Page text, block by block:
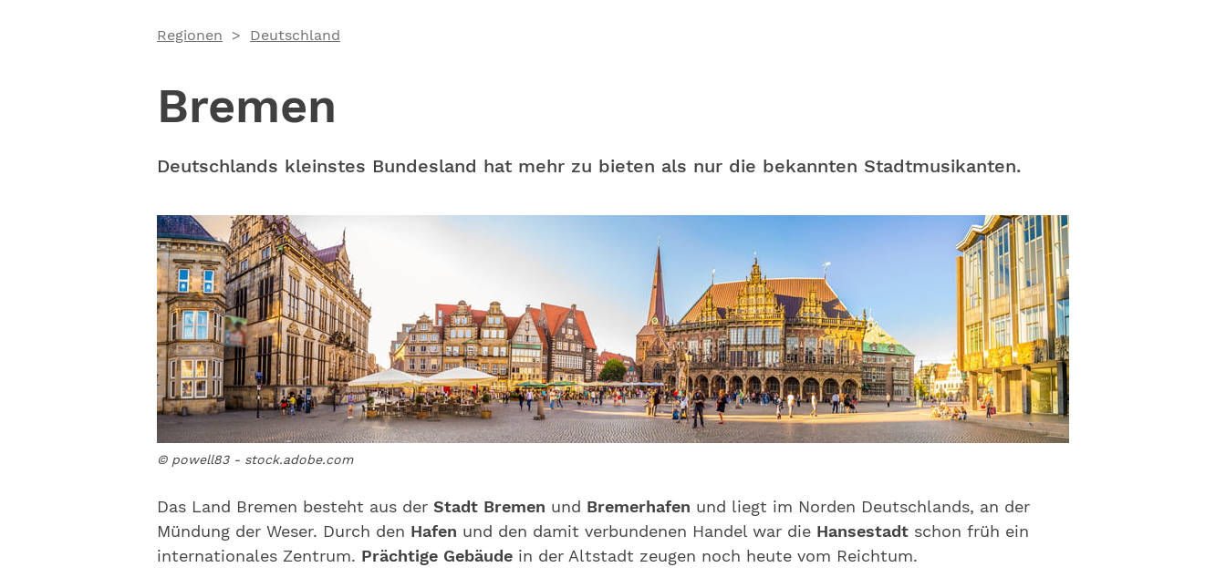
Regionen Deutschland
Bremen
Deutschlands kleinstes Bundesland hat mehr zu bieten als nur die bekannten Stadtmusikanten.
© powell83 - stock.adobe.com
Das Land Bremen besteht aus der Stadt Bremen und Bremerhafen und liegt im Norden Deutschlands, an der
Mündung der Weser. Durch den Hafen und den damit verbundenen Handel war die Hansestadt schon früh ein
internationales Zentrum. Prächtige Gebäude in der Altstadt zeugen noch heute vom Reichtum.